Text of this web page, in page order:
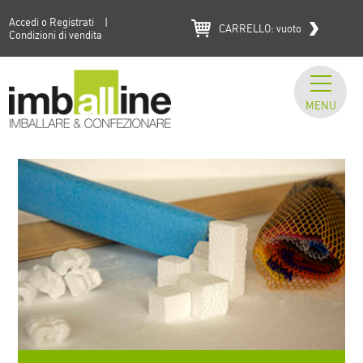
Accedi o Registrati
|
Condizioni di vendita
CARRELLO: vuoto
MENU